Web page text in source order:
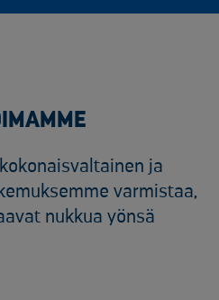
ja
varmistaa,
nukkua yönsä